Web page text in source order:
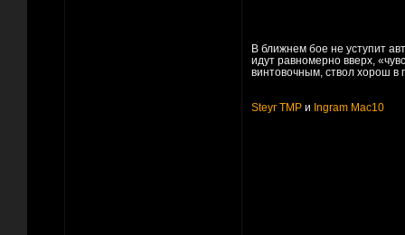
В ближнем бое не уступит
идут равномерно вверх,
винтовочным, ствол хорош в
Steyr TMP и Ingram Mac10